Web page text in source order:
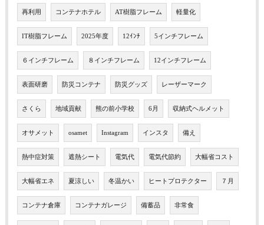
再利用 コンテナホテル AT樹脂フレーム 軽量化
IT樹脂フレーム 2025年度 12ｲﾝﾁ 5インチフレーム
６インチフレーム ８インチフレーム 12インチフレーム
表面研磨 防災コンテナ 防災グッズ レーザーマーク
さくら 地域貢献 熊の前小学校 6月 収納式ヘルメット
オサメット osamet Instagram インスタ 備え
熱中症対策 遮熱シート 電気代 電気代節約 大幅省コスト
大幅省エネ 夏涼しい 冬温かい ヒートプロテクター ７月
コンテナ倉庫 コンテナガレージ 備蓄品 非常食